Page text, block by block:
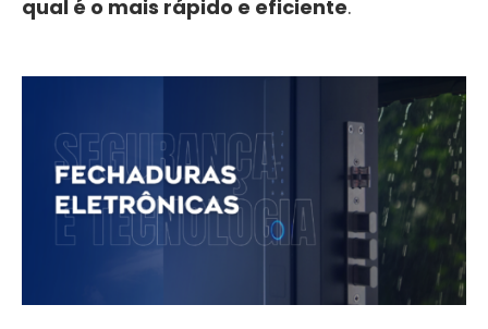
qual é o mais rápido e eficiente.